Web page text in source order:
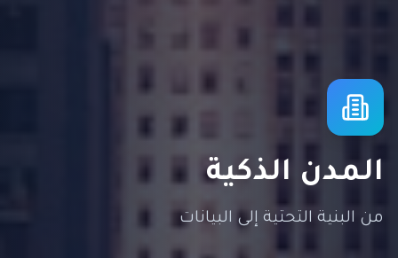
المدن الذكية
من البنية التحتية إلى البيانات